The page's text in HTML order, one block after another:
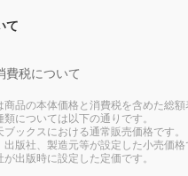
て
費税について
商品の本体価格と消費税を含めた総額
については以下の通りです。
ブックスにおける通常販売価格です。
出版社、製造元等が設定した小売価格
が出版時に設定した定価です。